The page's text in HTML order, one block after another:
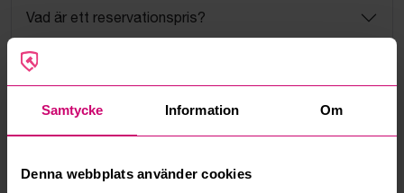
Samtycke Information Om
Denna webbplats använder cookies
Vad är ett reservationspris?
Hur fungerar maxbud?
Hur fungerar budmotorn?